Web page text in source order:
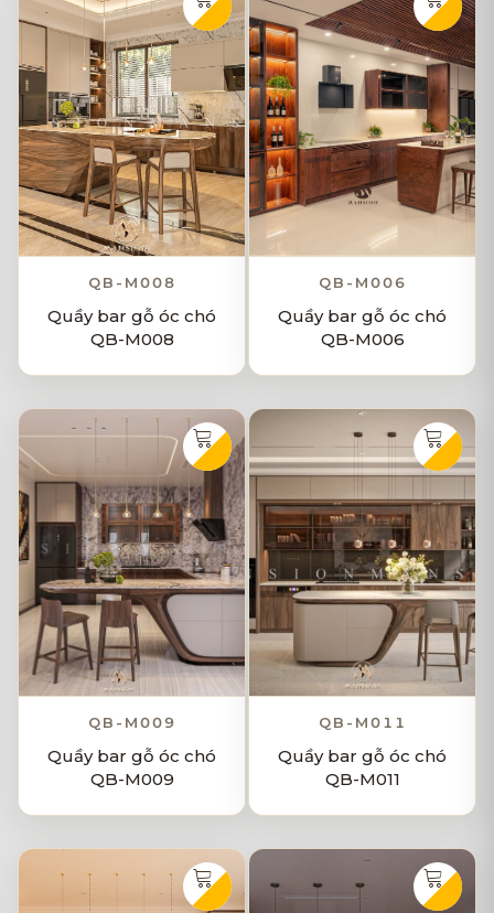
QB-M008
Quầy bar gỗ óc chó
QB-M008
QB-M006
Quầy bar gỗ óc chó
QB-M006
QB-M009
Quầy bar gỗ óc chó
QB-M009
QB-M011
Quầy bar gỗ óc chó
QB-M011